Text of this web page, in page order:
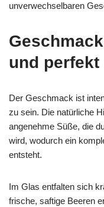
unverwechselbaren
und perfekt
Der Geschmack ist
zu sein. Die natürliche
angenehme Süße, die
wird, wodurch ein
entsteht.
Im Glas entfalten sich
frische, saftige Beeren